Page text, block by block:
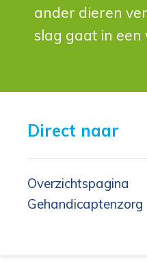
ander dieren
slag gaat in een
Direct naar
Overzichtspagina
Gehandicaptenzorg